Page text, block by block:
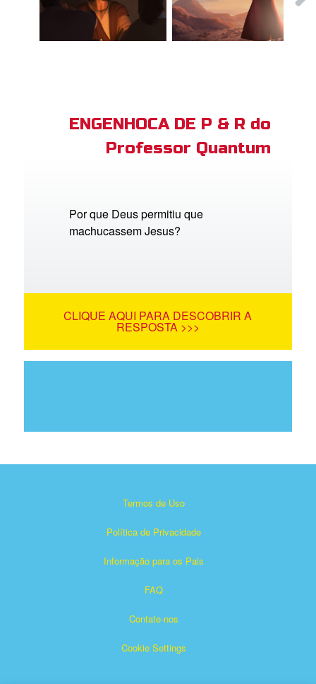
ENGENHOCA DE P & R do
Professor Quantum
Por que Deus permitiu que
machucassem Jesus?
CLIQUE AQUI PARA DESCOBRIR A
RESPOSTA >>>
Termos de Uso
Política de Privacidade
Informação para os Pais
FAQ
Contate-nos
Cookie Settings